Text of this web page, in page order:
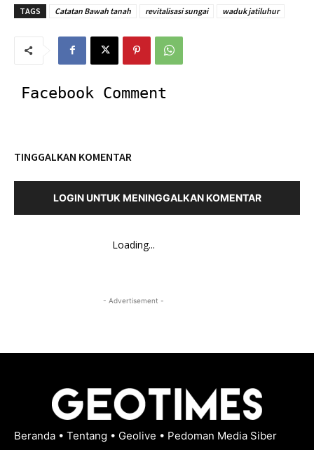
TAGS Catatan Bawah tanah revitalisasi sungai waduk jatiluhur
Facebook Comment
TINGGALKAN KOMENTAR
LOGIN UNTUK MENINGGALKAN KOMENTAR
Loading...
- Advertisement -
Beranda • Tentang • Geolive • Pedoman Media Siber